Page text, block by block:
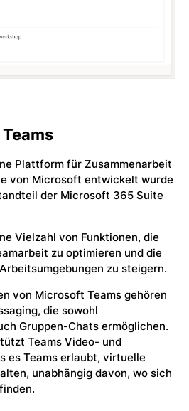
Plattform für Zusammenarbeit
von Microsoft entwickelt wurde
der Microsoft 365 Suite
Vielzahl von Funktionen, die
zu optimieren und die
zu steigern.
von Microsoft Teams gehören
die sowohl
Gruppen-Chats ermöglichen.
Teams Video- und
es Teams erlaubt, virtuelle
unabhängig davon, wo sich